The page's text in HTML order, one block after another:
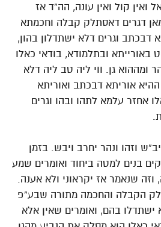
ואין קול ואין עונה, הה”ד אז
מאן דגרים דאסתלק קבלה וחכמתא
דבכתב וגרים דלא ישתדלון בהון,
באורייתא ובתלמודא, בודאי כאלו
ומההוא גן. ווי ליה טב ליה דלא
אוריתא דבכתב ואוריתא
אחזר עלמא לתהו ובהו וגרים
וזהו ונהר יחרב ויבש. בזמן
בנים למטה ביחוד ואומרים שמע
וזה שנאמר אז יקראוני ולא אענה.
הקבלה והחכמה מתורה שבע”פ
בהם, ואומרים שאין אלא